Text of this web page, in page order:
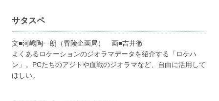
サタスペ
文■河嶋陶一朗（冒険企画局） 画■吉井徹
よくあるロケーションのジオラマデータを紹介する「ロケハ
ン」。PCたちのアジトや血戦のジオラマなど、自由に活用して
ほしい。